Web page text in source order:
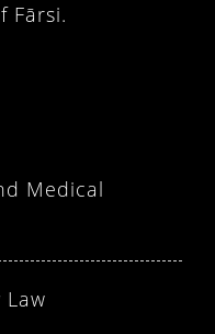
Fārsi.
Medical